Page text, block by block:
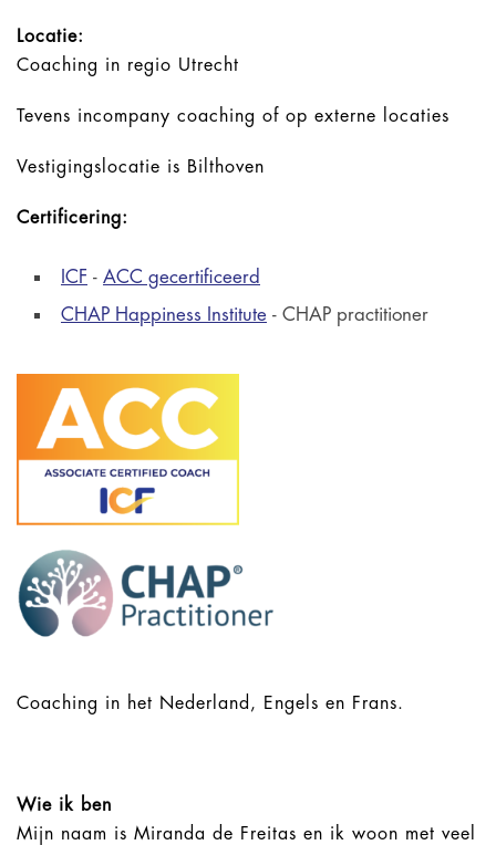
Locatie:
Coaching in regio Utrecht
Tevens incompany coaching of op externe locaties
Vestigingslocatie is Bilthoven
Certificering:
ICF - ACC gecertificeerd
CHAP Happiness Institute - CHAP practitioner
Coaching in het Nederland, Engels en Frans.
Wie ik ben
Mijn naam is Miranda de Freitas en ik woon met veel